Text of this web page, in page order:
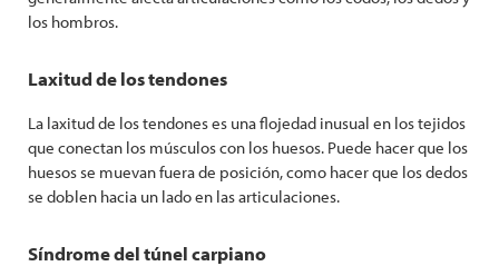
los hombros.
Laxitud de los tendones
La laxitud de los tendones es una flojedad inusual en los tejidos
que conectan los músculos con los huesos. Puede hacer que los
huesos se muevan fuera de posición, como hacer que los dedos
se doblen hacia un lado en las articulaciones.
Síndrome del túnel carpiano